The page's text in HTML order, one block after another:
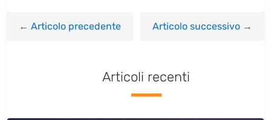
←Articolo precedente Articolo successivo→
Articoli recenti